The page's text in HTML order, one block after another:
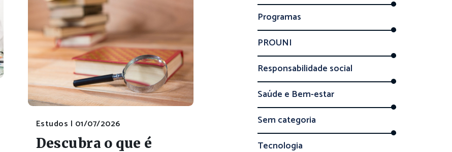
Estudos | 01/07/2026
Descubra o que é
Programas
PROUNI
Responsabilidade social
Saúde e Bem-estar
Sem categoria
Tecnologia